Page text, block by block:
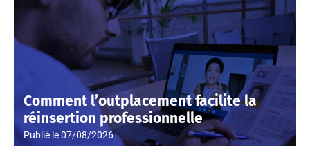
Comment l’outplacement facilite la
réinsertion professionnelle
Publié le07/08/2026